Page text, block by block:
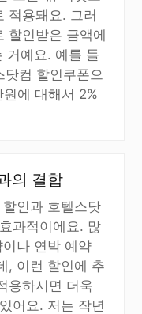
적용돼요. 그러
할인받은 금액에
거예요. 예를 들
컴 할인쿠폰으
에 대해서 2%
의 결합
인과 호텔스닷
과적이에요. 많
나 연박 예약
, 이런 할인에 추
용하시면 더욱
어요. 저는 작년